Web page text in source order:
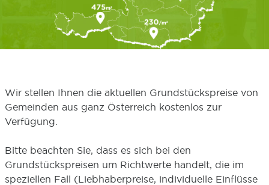
Wir stellen Ihnen die aktuellen Grundstückspreise von
Gemeinden aus ganz Österreich kostenlos zur
Verfügung.
Bitte beachten Sie, dass es sich bei den
Grundstückspreisen um Richtwerte handelt, die im
speziellen Fall (Liebhaberpreise, individuelle Einflüsse